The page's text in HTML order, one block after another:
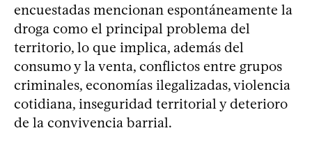
encuestadas mencionan espontáneamente la
droga como el principal problema del
territorio, lo que implica, además del
consumo y la venta, conflictos entre grupos
criminales, economías ilegalizadas, violencia
cotidiana, inseguridad territorial y deterioro
de la convivencia barrial.